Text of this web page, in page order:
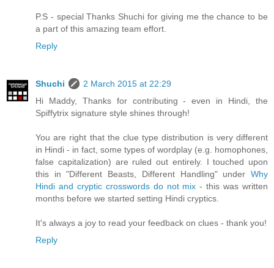
P.S - special Thanks Shuchi for giving me the chance to be
a part of this amazing team effort.
Reply
Shuchi
2 March 2015 at 22:29
Hi Maddy, Thanks for contributing - even in Hindi, the
Spiffytrix signature style shines through!
You are right that the clue type distribution is very different
in Hindi - in fact, some types of wordplay (e.g. homophones,
false capitalization) are ruled out entirely. I touched upon
this in "Different Beasts, Different Handling" under Why
Hindi and cryptic crosswords do not mix - this was written
months before we started setting Hindi cryptics.
It's always a joy to read your feedback on clues - thank you!
Reply